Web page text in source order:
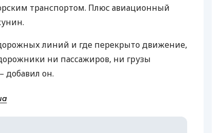
транспортом. Плюс авиационный
линий и где перекрыто движение,
ни пассажиров, ни грузы
добавил он.